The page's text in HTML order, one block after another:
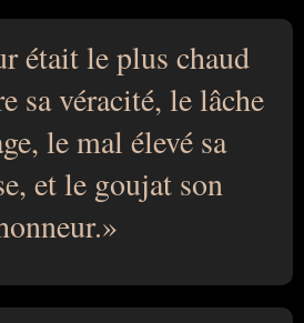
était le plus chaud
sa véracité, le lâche
le mal élevé sa
et le goujat son